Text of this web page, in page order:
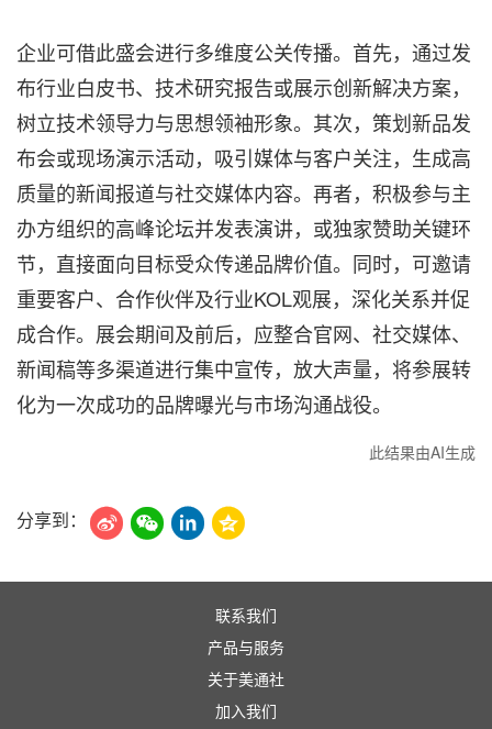
企业可借此盛会进行多维度公关传播。首先，通过发
布行业白皮书、技术研究报告或展示创新解决方案，
树立技术领导力与思想领袖形象。其次，策划新品发
布会或现场演示活动，吸引媒体与客户关注，生成高
质量的新闻报道与社交媒体内容。再者，积极参与主
办方组织的高峰论坛并发表演讲，或独家赞助关键环
节，直接面向目标受众传递品牌价值。同时，可邀请
重要客户、合作伙伴及行业KOL观展，深化关系并促
成合作。展会期间及前后，应整合官网、社交媒体、
新闻稿等多渠道进行集中宣传，放大声量，将参展转
化为一次成功的品牌曝光与市场沟通战役。
此结果由AI生成
分享到：
联系我们
产品与服务
关于美通社
加入我们